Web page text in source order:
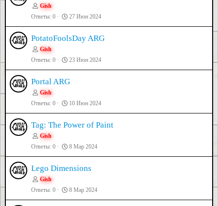
Gish
Ответы 0 27 Июн 2024
PotatoFoolsDay ARG
Gish
Ответы 0 23 Июн 2024
Portal ARG
Gish
Ответы 0 10 Июн 2024
Tag: The Power of Paint
Gish
Ответы 0 8 Мар 2024
Lego Dimensions
Gish
Ответы 0 8 Мар 2024